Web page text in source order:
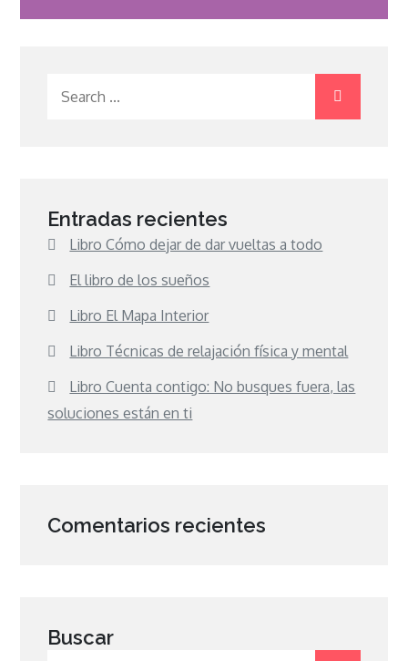
Entradas recientes
Libro Cómo dejar de dar vueltas a todo
El libro de los sueños
Libro El Mapa Interior
Libro Técnicas de relajación física y mental
Libro Cuenta contigo: No busques fuera, las
soluciones están en ti
Comentarios recientes
Buscar